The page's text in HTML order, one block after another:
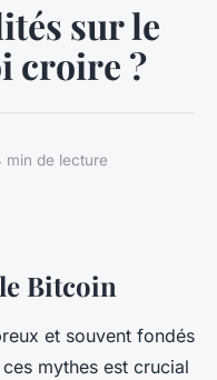
sur le
croire ?
min de lecture
Bitcoin
et souvent fondés
mythes est crucial